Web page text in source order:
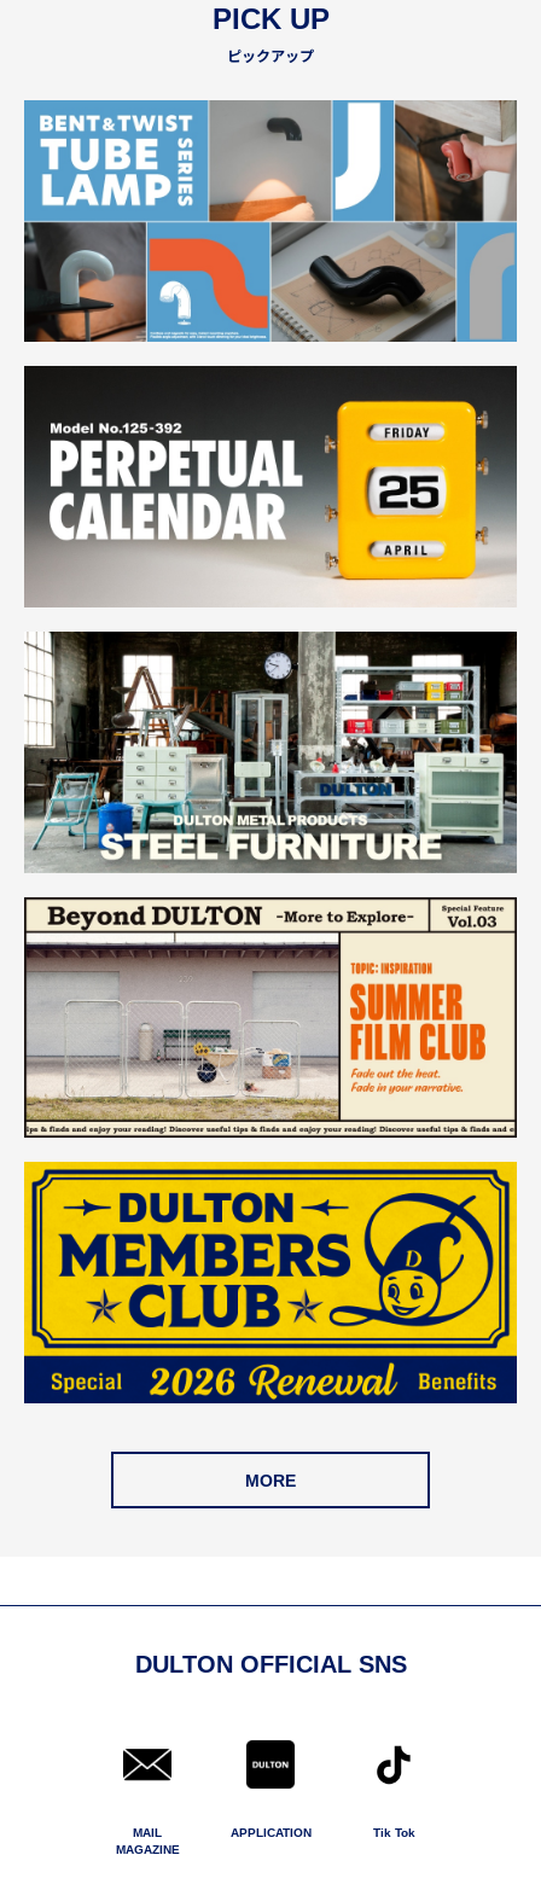
PICK UP
ピックアップ
MORE
DULTON OFFICIAL SNS
MAIL
MAGAZINE
APPLICATION Tik Tok